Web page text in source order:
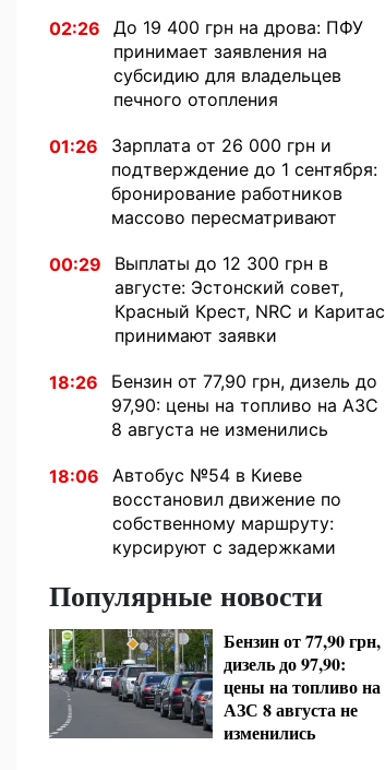
02:26
До 19 400 грн на дрова: ПФУ
принимает заявления на
субсидию для владельцев
печного отопления
01:26
Зарплата от 26 000 грн и
подтверждение до 1 сентября:
бронирование работников
массово пересматривают
00:29
Выплаты до 12 300 грн в
августе: Эстонский совет,
Красный Крест, NRC и Каритас
принимают заявки
18:26
Бензин от 77,90 грн, дизель до
97,90: цены на топливо на АЗС
8 августа не изменились
18:06
Автобус №54 в Киеве
восстановил движение по
собственному маршруту:
курсируют с задержками
Популярные новости
Бензин от 77,90 грн,
дизель до 97,90:
цены на топливо на
АЗС 8 августа не
изменились